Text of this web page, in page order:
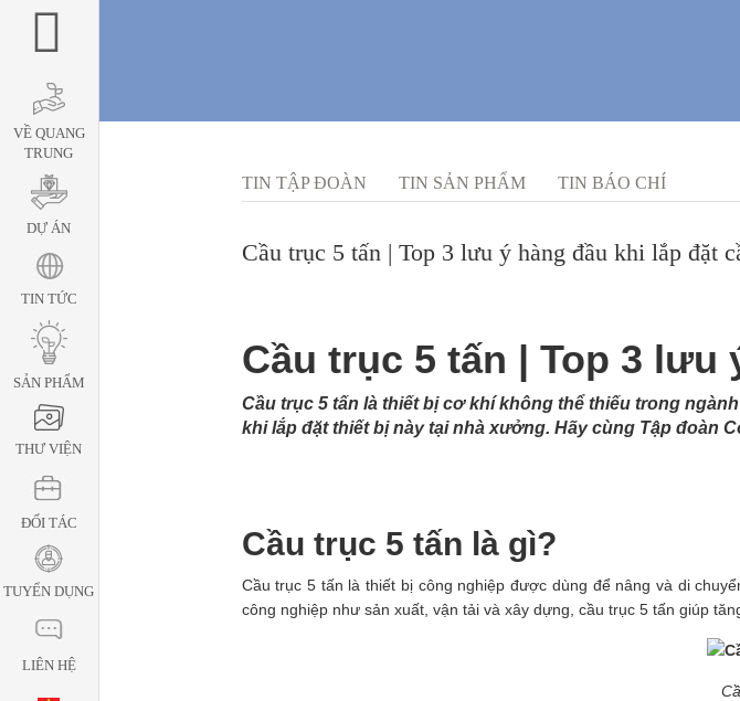
VỀ QUANG
TRUNG
DỰ ÁN
TIN TỨC
SẢN PHẨM
THƯ VIỆN
ĐỐI TÁC
TUYỂN DỤNG
LIÊN HỆ
TIN TẬP ĐOÀN TIN SẢN PHẨM TIN BÁO CHÍ
Cầu trục 5 tấn | Top 3 lưu ý hàng đầu khi lắp đặt
Cầu trục 5 tấn | Top 3
Cầu trục 5 tấn là thiết bị cơ khí không thể thiếu trong
khi lắp đặt thiết bị này tại nhà xưởng. Hãy cùng Tập đoàn
Cầu trục 5 tấn là gì?
Cầu trục 5 tấn là thiết bị công nghiệp được dùng để nâng và di
công nghiệp như sản xuất, vận tải và xây dựng, cầu trục 5 tấn giúp